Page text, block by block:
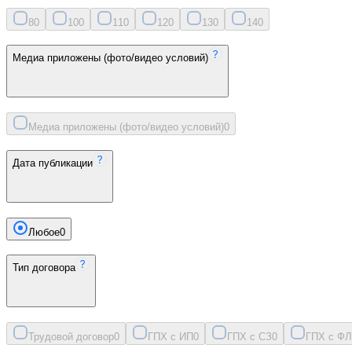
80 100 11 0 120 130 140
Медиа приложены (фото/видео условий)
Медиа приложены (фото/видео условий)0
Дата публикации
Любое0
Тип договора
Трудовой договор0 ГПХ с ИП0 ГПХ с СЗ0 ГПХ с ФЛ